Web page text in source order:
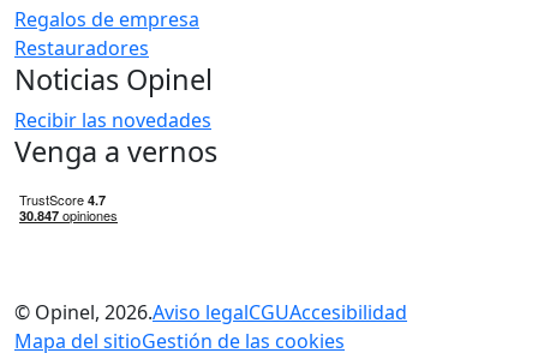
Regalos de empresa
Restauradores
Noticias Opinel
Recibir las novedades
Venga a vernos
© Opinel, 2026.Aviso legalCGUAccesibilidad
Mapa del sitioGestión de las cookies